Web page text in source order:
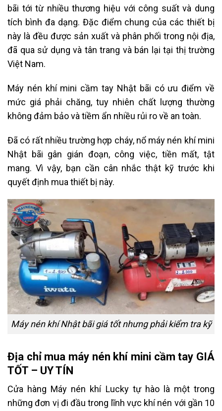
bãi tới từ nhiều thương hiệu với công suất và dung
tích bình đa dạng. Đặc điểm chung của các thiết bị
này là đều được sản xuất và phân phối trong nội địa,
đã qua sử dụng và tân trang và bán lại tại thị trường
Việt Nam.
Máy nén khí mini cầm tay Nhật bãi có ưu điểm về
mức giá phải chăng, tuy nhiên chất lượng thường
không đảm bảo và tiềm ẩn nhiều rủi ro về an toàn.
Đã có rất nhiều trường hợp cháy, nổ máy nén khí mini
Nhật bãi gân gián đoạn, công việc, tiền mất, tật
mang. Vì vậy, bạn cần cân nhắc thật kỹ trước khi
quyết định mua thiết bị này.
Máy nén khí Nhật bãi giá tốt nhưng phải kiểm tra kỹ
Địa chỉ mua máy nén khí mini cầm tay GIÁ
TỐT – UY TÍN
Cửa hàng Máy nén khí Lucky tự hào là một trong
những đơn vị đi đầu trong lĩnh vực khí nén với gần 10